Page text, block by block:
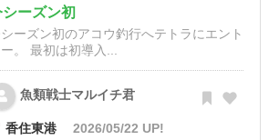
ーズン初
ーズン初のアコウ釣行へテトラにエント
ー。 最初は初導入...
魚類戦士マルイチ君
香住東港 2026/05/22 UP!